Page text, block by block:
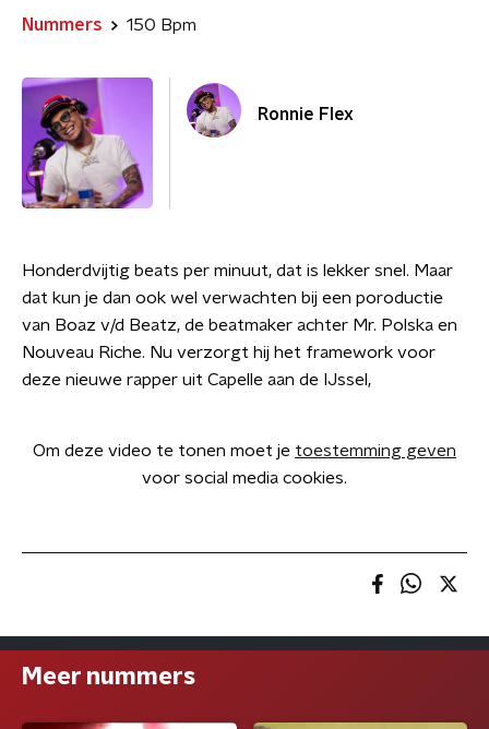
Nummers 150 Bpm
Ronnie Flex
Honderdvijtig beats per minuut, dat is lekker snel. Maar
dat kun je dan ook wel verwachten bij een poroductie
van Boaz v/d Beatz, de beatmaker achter Mr. Polska en
Nouveau Riche. Nu verzorgt hij het framework voor
deze nieuwe rapper uit Capelle aan de IJssel,
Om deze video te tonen moet je toestemming geven
voor social media cookies.
Meer nummers